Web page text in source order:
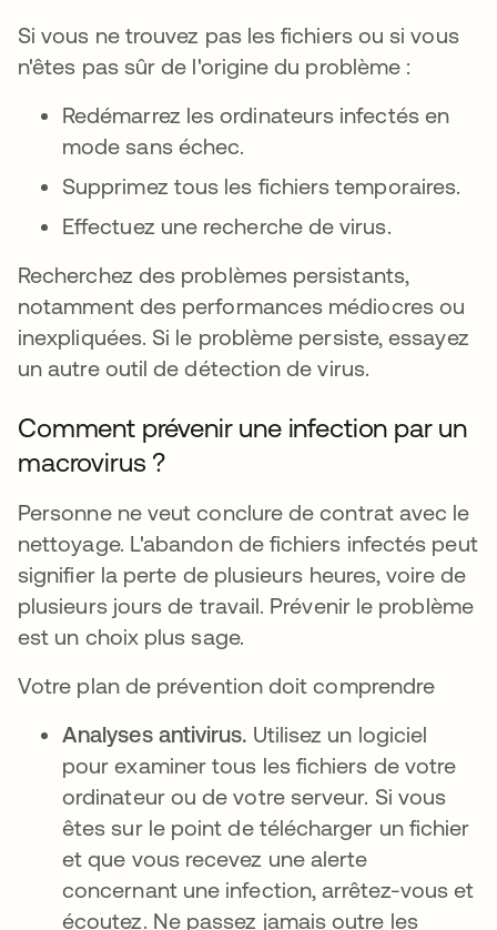
Si vous ne trouvez pas les fichiers ou si vous
n'êtes pas sûr de l'origine du problème :
Redémarrez les ordinateurs infectés en
mode sans échec.
Supprimez tous les fichiers temporaires.
Effectuez une recherche de virus.
Recherchez des problèmes persistants,
notamment des performances médiocres ou
inexpliquées. Si le problème persiste, essayez
un autre outil de détection de virus.
Comment prévenir une infection par un
macrovirus ?
Personne ne veut conclure de contrat avec le
nettoyage. L'abandon de fichiers infectés peut
signifier la perte de plusieurs heures, voire de
plusieurs jours de travail. Prévenir le problème
est un choix plus sage.
Votre plan de prévention doit comprendre
Analyses antivirus. Utilisez un logiciel
pour examiner tous les fichiers de votre
ordinateur ou de votre serveur. Si vous
êtes sur le point de télécharger un fichier
et que vous recevez une alerte
concernant une infection, arrêtez-vous et
écoutez. Ne passez jamais outre les